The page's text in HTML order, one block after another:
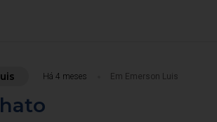
Há 4 meses Em Emerson Luis